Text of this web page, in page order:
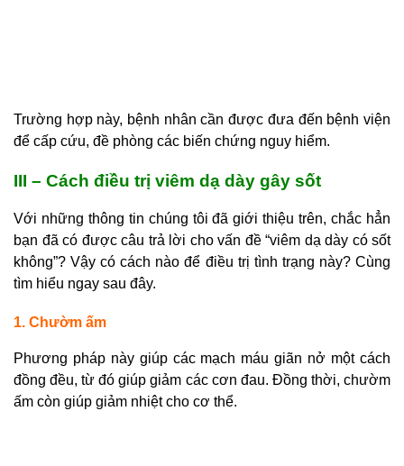
Trường hợp này, bệnh nhân cần được đưa đến bệnh viện
để cấp cứu, đề phòng các biến chứng nguy hiểm.
III – Cách điều trị viêm dạ dày gây sốt
Với những thông tin chúng tôi đã giới thiệu trên, chắc hẳn
bạn đã có được câu trả lời cho vấn đề “viêm dạ dày có sốt
không”? Vậy có cách nào để điều trị tình trạng này? Cùng
tìm hiểu ngay sau đây.
1. Chườm ấm
Phương pháp này giúp các mạch máu giãn nở một cách
đồng đều, từ đó giúp giảm các cơn đau. Đồng thời, chườm
ấm còn giúp giảm nhiệt cho cơ thể.